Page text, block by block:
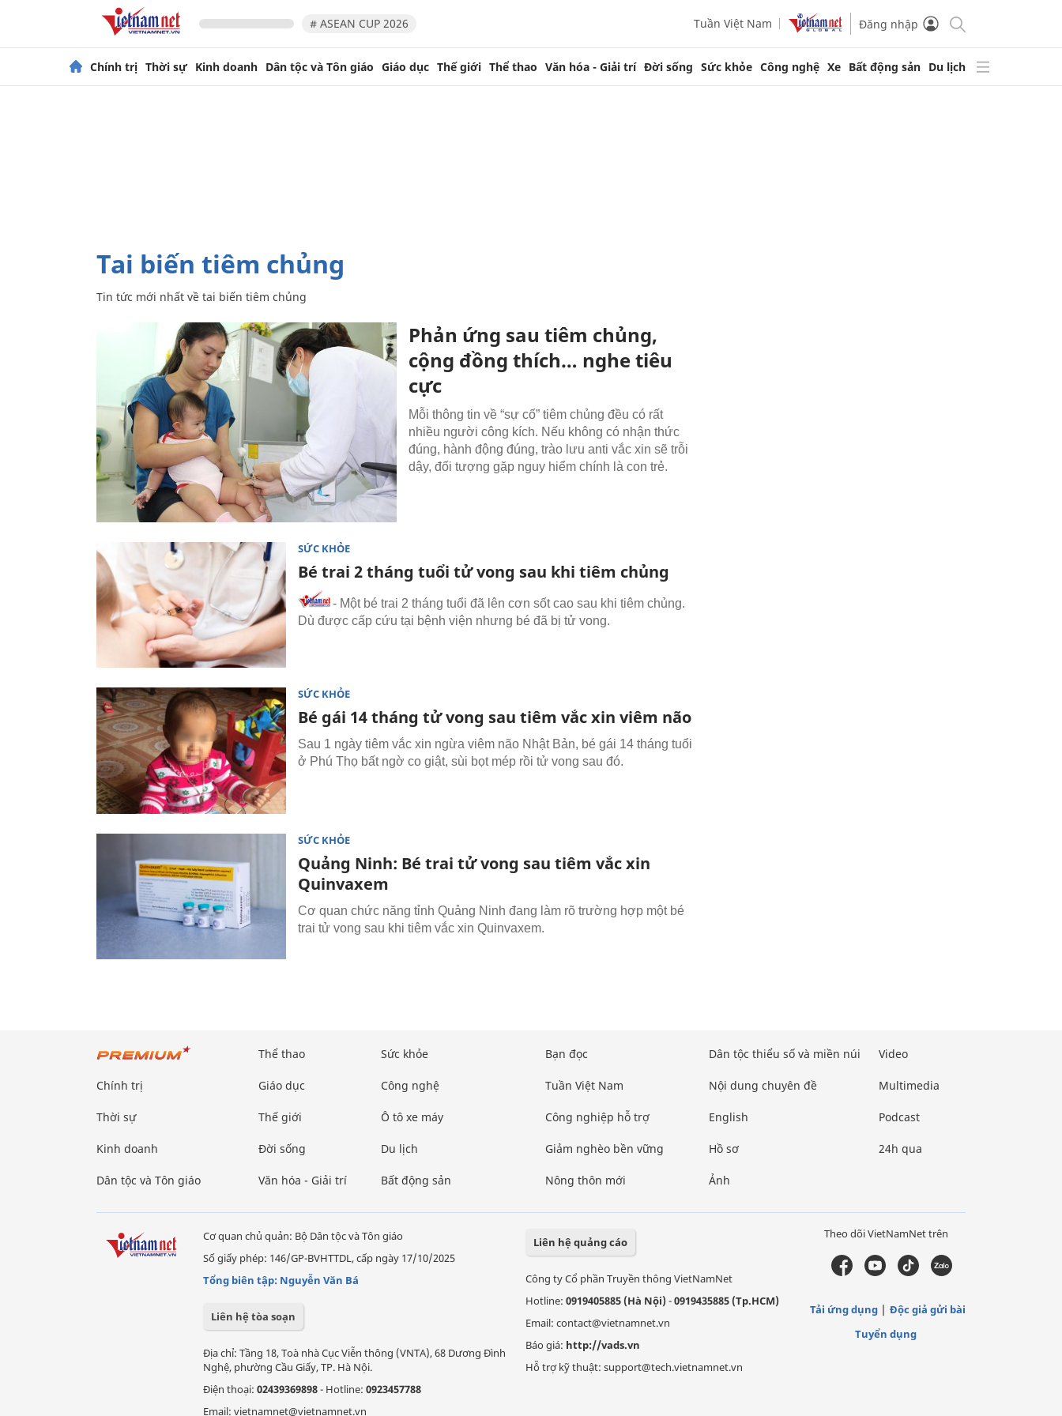
# ASEAN CUP 2026 Tuần Việt Nam Đăng nhập
Chính trị Thời sự Kinh doanh Dân tộc và Tôn giáo Giáo dục Thế giới Thể thao Văn hóa - Giải trí Đời sống Sức khỏe Công nghệ Xe Bất động sản Du lịch
tai biến tiêm chủng
Tin tức mới nhất về tai biến tiêm chủng
Phản ứng sau tiêm chủng,
cộng đồng thích… nghe tiêu
cực
Mỗi thông tin về “sự cố” tiêm chủng đều có rất
nhiều người công kích. Nếu không có nhận thức
đúng, hành động đúng, trào lưu anti vắc xin sẽ trỗi
dậy, đối tượng gặp nguy hiểm chính là con trẻ.
SỨC KHỎE
Bé trai 2 tháng tuổi tử vong sau khi tiêm chủng
- Một bé trai 2 tháng tuổi đã lên cơn sốt cao sau khi tiêm chủng.
Dù được cấp cứu tại bệnh viện nhưng bé đã bị tử vong.
SỨC KHỎE
Bé gái 14 tháng tử vong sau tiêm vắc xin viêm não
Sau 1 ngày tiêm vắc xin ngừa viêm não Nhật Bản, bé gái 14 tháng tuổi
ở Phú Thọ bất ngờ co giật, sùi bọt mép rồi tử vong sau đó.
SỨC KHỎE
Quảng Ninh: Bé trai tử vong sau tiêm vắc xin
Quinvaxem
Cơ quan chức năng tỉnh Quảng Ninh đang làm rõ trường hợp một bé
trai tử vong sau khi tiêm vắc xin Quinvaxem.
Chính trị
Thời sự
Kinh doanh
Dân tộc và Tôn giáo
Thể thao
Giáo dục
Thế giới
Đời sống
Văn hóa - Giải trí
Sức khỏe
Công nghệ
Ô tô xe máy
Du lịch
Bất động sản
Bạn đọc
Tuần Việt Nam
Công nghiệp hỗ trợ
Giảm nghèo bền vững
Nông thôn mới
Dân tộc thiểu số và miền núi
Nội dung chuyên đề
English
Hồ sơ
Ảnh
Video
Multimedia
Podcast
24h qua
Cơ quan chủ quản: Bộ Dân tộc và Tôn giáo
Số giấy phép: 146/GP-BVHTTDL, cấp ngày 17/10/2025
Tổng biên tập: Nguyễn Văn Bá
Liên hệ tòa soạn
Địa chỉ: Tầng 18, Toà nhà Cục Viễn thông (VNTA), 68 Dương Đình
Nghệ, phường Cầu Giấy, TP. Hà Nội.
Điện thoại: 02439369898- Hotline: 0923457788
Email: vietnamnet@vietnamnet.vn
Liên hệ quảng cáo
Công ty Cổ phần Truyền thông VietNamNet
Hotline: 0919405885 (Hà Nội)-0919435885 (Tp.HCM)
Email: contact@vietnamnet.vn
Báo giá: http://vads.vn
Hỗ trợ kỹ thuật: support@tech.vietnamnet.vn
Theo dõi VietNamNet trên
Tải ứng dụng
Độc giả gửi bài
Tuyển dụng